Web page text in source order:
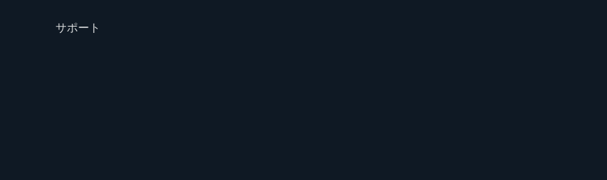
サポート